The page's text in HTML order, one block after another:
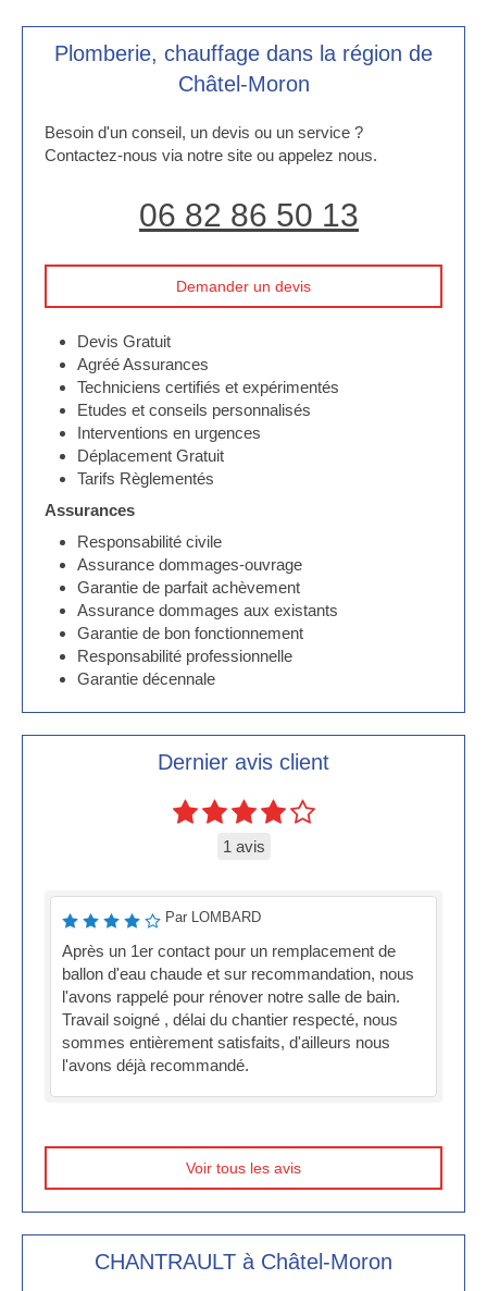
Plomberie, chauffage dans la région de
Châtel-Moron
Besoin d'un conseil, un devis ou un service ?
Contactez-nous via notre site ou appelez nous.
06 82 86 50 13
Demander un devis
Devis Gratuit
Agréé Assurances
Techniciens certifiés et expérimentés
Etudes et conseils personnalisés
Interventions en urgences
Déplacement Gratuit
Tarifs Règlementés
Assurances
Responsabilité civile
Assurance dommages-ouvrage
Garantie de parfait achèvement
Assurance dommages aux existants
Garantie de bon fonctionnement
Responsabilité professionnelle
Garantie décennale
Dernier avis client
1 avis
Par LOMBARD
Après un 1er contact pour un remplacement de
ballon d'eau chaude et sur recommandation, nous
l'avons rappelé pour rénover notre salle de bain.
Travail soigné , délai du chantier respecté, nous
sommes entièrement satisfaits, d'ailleurs nous
l'avons déjà recommandé.
Voir tous les avis
CHANTRAULT à Châtel-Moron